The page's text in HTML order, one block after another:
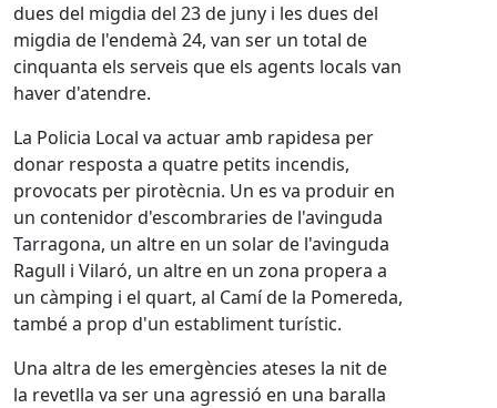
dues del migdia del 23 de juny i les dues del
migdia de l'endemà 24, van ser un total de
cinquanta els serveis que els agents locals van
haver d'atendre.
La Policia Local va actuar amb rapidesa per
donar resposta a quatre petits incendis,
provocats per pirotècnia. Un es va produir en
un contenidor d'escombraries de l'avinguda
Tarragona, un altre en un solar de l'avinguda
Ragull i Vilaró, un altre en un zona propera a
un càmping i el quart, al Camí de la Pomereda,
també a prop d'un establiment turístic.
Una altra de les emergències ateses la nit de
la revetlla va ser una agressió en una baralla